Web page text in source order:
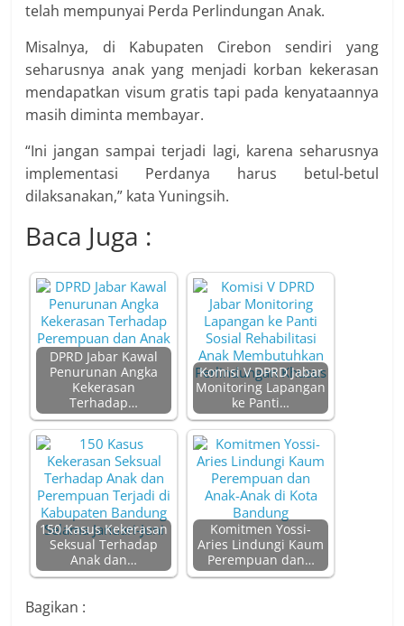
telah mempunyai Perda Perlindungan Anak.
Misalnya, di Kabupaten Cirebon sendiri yang
seharusnya anak yang menjadi korban kekerasan
mendapatkan visum gratis tapi pada kenyataannya
masih diminta membayar.
“Ini jangan sampai terjadi lagi, karena seharusnya
implementasi Perdanya harus betul-betul
dilaksanakan,” kata Yuningsih.
Baca Juga :
DPRD Jabar Kawal
Penurunan Angka
Kekerasan
Terhadap…
Komisi V DPRD Jabar
Monitoring Lapangan
ke Panti…
150 Kasus Kekerasan
Seksual Terhadap
Anak dan…
Komitmen Yossi-
Aries Lindungi Kaum
Perempuan dan…
Bagikan :